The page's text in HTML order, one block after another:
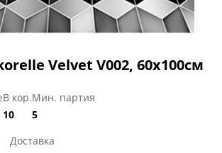
Velvet V002, 60x100см
В кор.
10
Мин. партия
5
Доставка